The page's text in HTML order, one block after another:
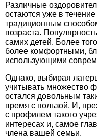
Различные
остаются уже в
традиционным
возраста.
самих детей. Более
более комфортными,
использующими
Однако, выбирая
учитывать множество
остался довольным
время с пользой. И,
с профилем такого
интересах и, самое
члена вашей семьи.